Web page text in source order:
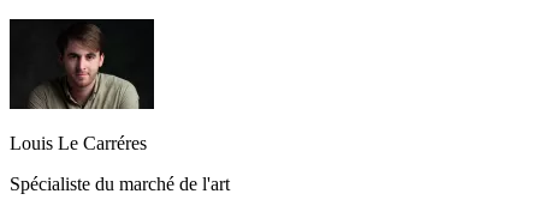
Louis Le Carréres
Spécialiste du marché de l'art